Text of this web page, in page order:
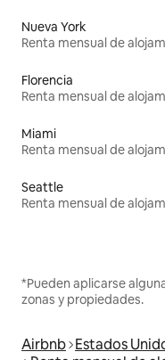
Nueva York
Florencia
Miami
Seattle
*Pueden aplicarse
zonas y propiedades.
Airbnb Estados